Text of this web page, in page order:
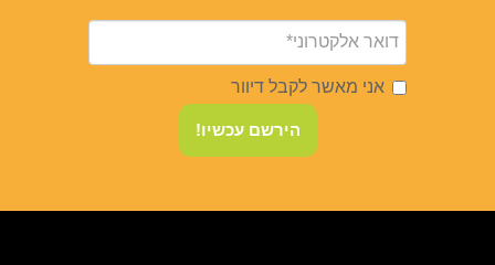
אני מאשר לקבל דיוור
הירשם עכשיו!